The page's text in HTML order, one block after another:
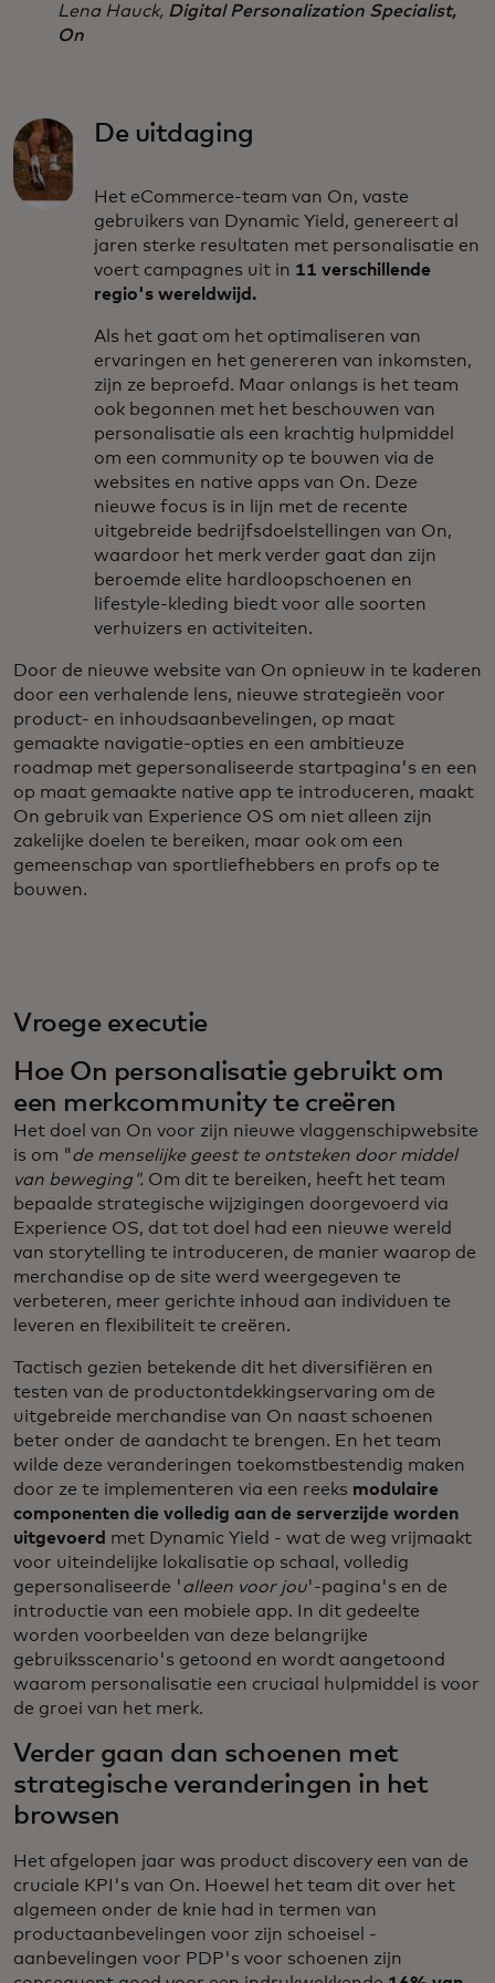
Lena Hauck, Digital Personalization Specialist,
On
De uitdaging
Het eCommerce-team van On, vaste
gebruikers van Dynamic Yield, genereert al
jaren sterke resultaten met personalisatie en
voert campagnes uit in 11 verschillende
regio's wereldwijd.
Als het gaat om het optimaliseren van
ervaringen en het genereren van inkomsten,
zijn ze beproefd. Maar onlangs is het team
ook begonnen met het beschouwen van
personalisatie als een krachtig hulpmiddel
om een community op te bouwen via de
websites en native apps van On. Deze
nieuwe focus is in lijn met de recente
uitgebreide bedrijfsdoelstellingen van On,
waardoor het merk verder gaat dan zijn
beroemde elite hardloopschoenen en
lifestyle-kleding biedt voor alle soorten
verhuizers en activiteiten.
Door de nieuwe website van On opnieuw in te kaderen
door een verhalende lens, nieuwe strategieën voor
product- en inhoudsaanbevelingen, op maat
gemaakte navigatie-opties en een ambitieuze
roadmap met gepersonaliseerde startpagina's en een
op maat gemaakte native app te introduceren, maakt
On gebruik van Experience OS om niet alleen zijn
zakelijke doelen te bereiken, maar ook om een
gemeenschap van sportliefhebbers en profs op te
bouwen.
Vroege executie
Hoe On personalisatie gebruikt om
een merkcommunity te creëren
Het doel van On voor zijn nieuwe vlaggenschipwebsite
is om "de menselijke geest te ontsteken door middel
van beweging". Om dit te bereiken, heeft het team
bepaalde strategische wijzigingen doorgevoerd via
Experience OS, dat tot doel had een nieuwe wereld
van storytelling te introduceren, de manier waarop de
merchandise op de site werd weergegeven te
verbeteren, meer gerichte inhoud aan individuen te
leveren en flexibiliteit te creëren.
Tactisch gezien betekende dit het diversifiëren en
testen van de productontdekkingservaring om de
uitgebreide merchandise van On naast schoenen
beter onder de aandacht te brengen. En het team
wilde deze veranderingen toekomstbestendig maken
door ze te implementeren via een reeks modulaire
componenten die volledig aan de serverzijde worden
uitgevoerd met Dynamic Yield - wat de weg vrijmaakt
voor uiteindelijke lokalisatie op schaal, volledig
gepersonaliseerde 'alleen voor jou'-pagina's en de
introductie van een mobiele app. In dit gedeelte
worden voorbeelden van deze belangrijke
gebruiksscenario's getoond en wordt aangetoond
waarom personalisatie een cruciaal hulpmiddel is voor
de groei van het merk.
Verder gaan dan schoenen met
strategische veranderingen in het
browsen
Het afgelopen jaar was product discovery een van de
cruciale KPI's van On. Hoewel het team dit over het
algemeen onder de knie had in termen van
productaanbevelingen voor zijn schoeisel -
aanbevelingen voor PDP's voor schoenen zijn